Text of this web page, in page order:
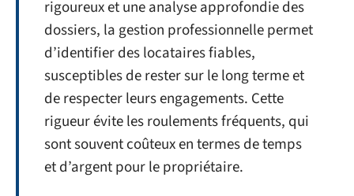
rigoureux et une analyse approfondie des
dossiers, la gestion professionnelle permet
d’identifier des locataires fiables,
susceptibles de rester sur le long terme et
de respecter leurs engagements. Cette
rigueur évite les roulements fréquents, qui
sont souvent coûteux en termes de temps
et d’argent pour le propriétaire.